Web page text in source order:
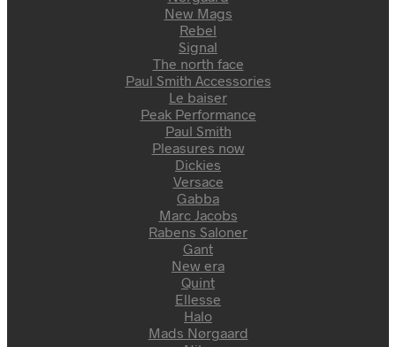
New Mags
Rebel
Signal
The north face
Paul Smith Accessories
Le baiser
Peak Performance
Paul Smith
Pleasures now
Dickies
Versace
Gabba
Marc Jacobs
Rabens Saloner
Gant
New era
Quint
Ellesse
Halo
Mads Nørgaard